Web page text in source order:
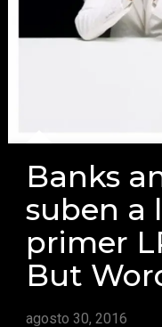
Banks
suben a
primer
But
agosto 30, 2016